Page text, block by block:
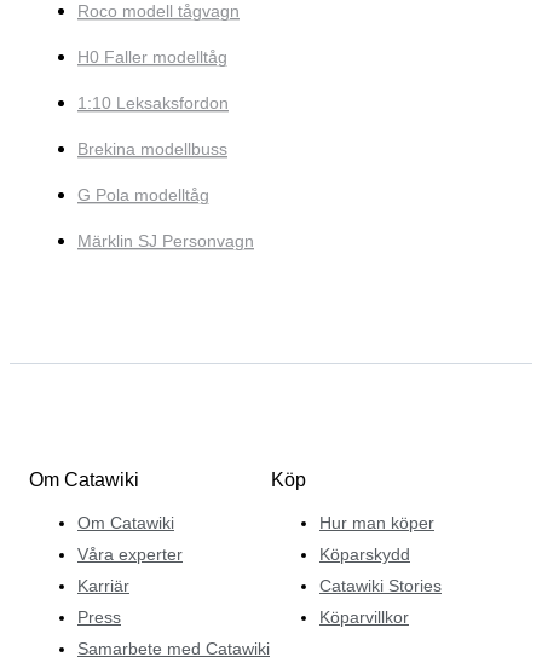
Roco modell tågvagn
H0 Faller modelltåg
1:10 Leksaksfordon
Brekina modellbuss
G Pola modelltåg
Märklin SJ Personvagn
Om Catawiki
Om Catawiki
Våra experter
Karriär
Press
Samarbete med Catawiki
Köp
Hur man köper
Köparskydd
Catawiki Stories
Köparvillkor